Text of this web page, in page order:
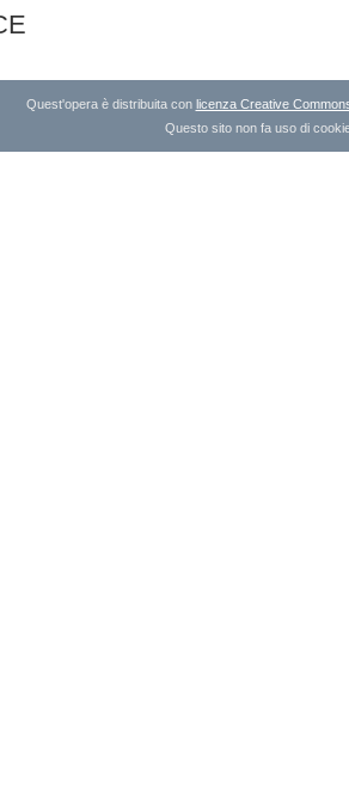
Quest'opera è distribuita con licenza Creative
Questo sito non fa uso di